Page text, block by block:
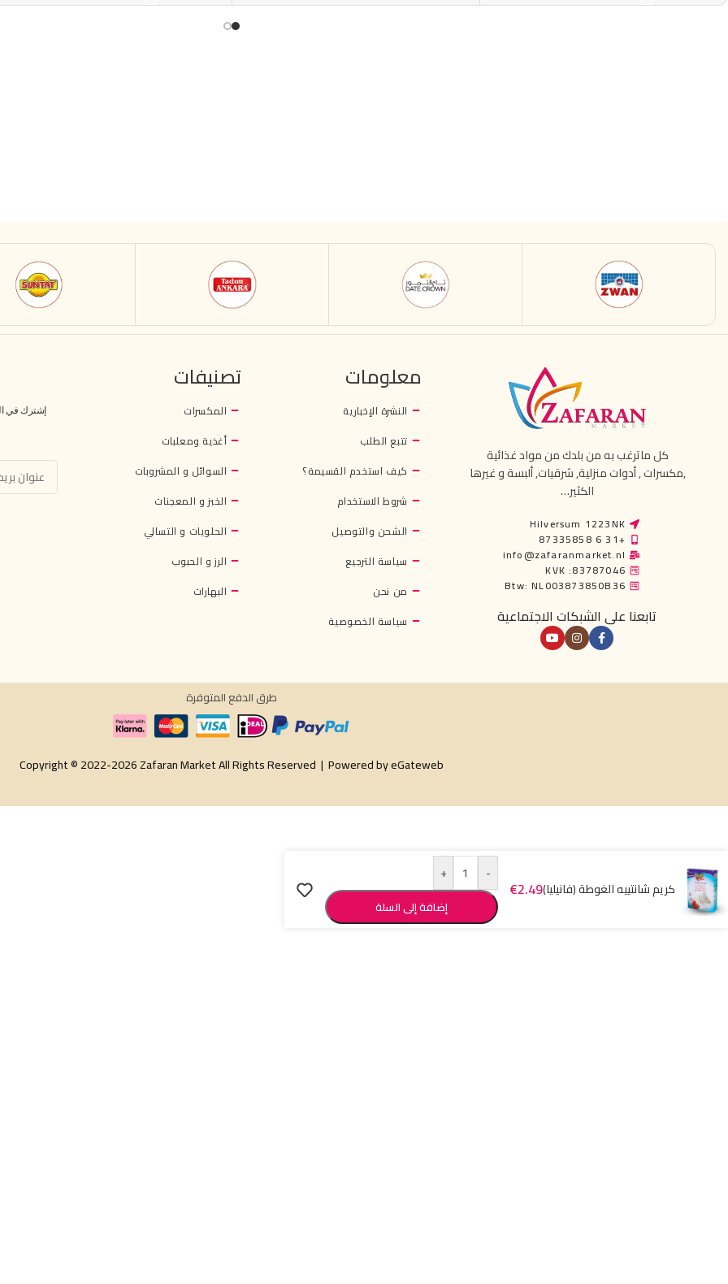
كل ماترغب به من بلدك من مواد غذائية
,مكسرات , أدوات منزلية, شرقيات, ألبسة و غيرها
الكثير…
Hilversum 1223NK
+31 6 87335858
info@zafaranmarket.nl
KVK :83787046
Btw: NL003873850B36
تابعنا على الشبكات الاجتماعية
معلومات
النشرة الإخبارية
تتبع الطلب
كيف استخدم القسيمة؟
شروط الاستخدام
الشحن والتوصيل
سياسة الترجيع
من نحن
سياسة الخصوصية
تصنيفات
المكسرات
أغذية ومعلبات
السوائل و المشروبات
الخبز و المعجنات
الحلويات و التسالي
الرز و الحبوب
البهارات
إشترك في
طرق الدفع المتوفرة
Copyright © 2022-2026 Zafaran Market All Rights Reserved | Powered byeGateweb
كريم شانتييه الغوطة (فانيليا) €2.49
-
+
إضافة إلى السلة